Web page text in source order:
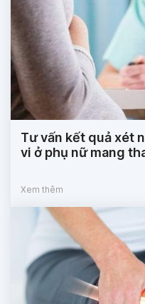
Tư vấn kết quả xét
vi ở phụ nữ mang
Xem thêm